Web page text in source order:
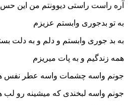
آره راست راستی دیوونتم من این حس
به تو بدجوری وابستم عزیزم
به بد جوری وابستم و دلم و به دلت
همه زندگیم و به پات میریزم
جونم واسه چشمات واسه عطر نفس
جونم واسه لبخندی که میشینه رو لب